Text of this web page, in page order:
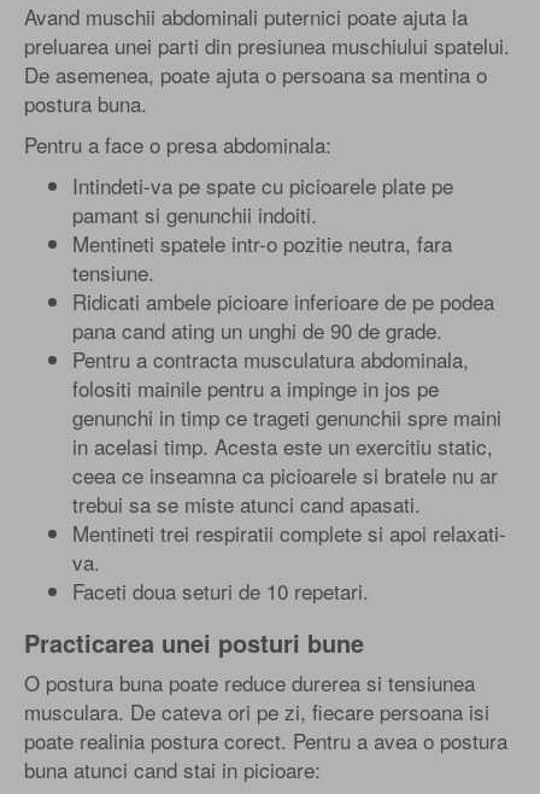
Avand muschii abdominali puternici poate ajuta la
preluarea unei parti din presiunea muschiului spatelui.
De asemenea, poate ajuta o persoana sa mentina o
postura buna.
Pentru a face o presa abdominala:
Intindeti-va pe spate cu picioarele plate pe
pamant si genunchii indoiti.
Mentineti spatele intr-o pozitie neutra, fara
tensiune.
Ridicati ambele picioare inferioare de pe podea
pana cand ating un unghi de 90 de grade.
Pentru a contracta musculatura abdominala,
folositi mainile pentru a impinge in jos pe
genunchi in timp ce trageti genunchii spre maini
in acelasi timp. Acesta este un exercitiu static,
ceea ce inseamna ca picioarele si bratele nu ar
trebui sa se miste atunci cand apasati.
Mentineti trei respiratii complete si apoi relaxati-
va.
Faceti doua seturi de 10 repetari.
Practicarea unei posturi bune
O postura buna poate reduce durerea si tensiunea
musculara. De cateva ori pe zi, fiecare persoana isi
poate realinia postura corect. Pentru a avea o postura
buna atunci cand stai in picioare: